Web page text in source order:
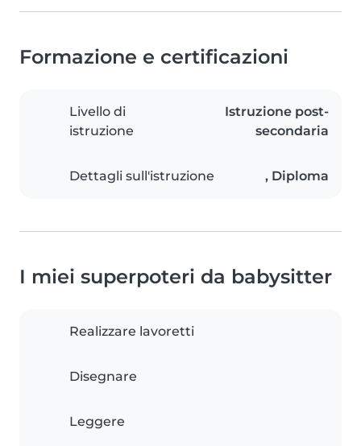
Formazione e certificazioni
Livello di
istruzione
Istruzione post-
secondaria
Dettagli sull'istruzione , Diploma
I miei superpoteri da babysitter
Realizzare lavoretti
Disegnare
Leggere